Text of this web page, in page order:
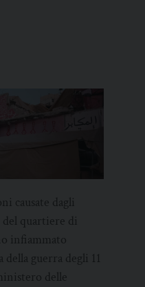
causate dagli
quartiere di
infiammato
della guerra degli 11
delle